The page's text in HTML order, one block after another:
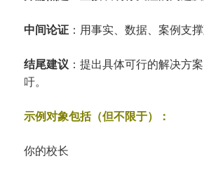
中间论证 ：用事实、数据、案例支撑
结尾建议 ：提出具体可行的解决方
吁。
示例对象包括（但不限于）：
你的校长